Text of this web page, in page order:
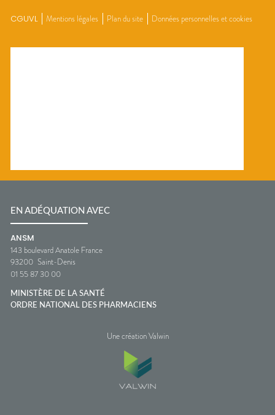
CGUVL Mentions légales Plan du site Données personnelles et cookies
EN ADÉQUATION AVEC
ANSM
143 boulevard Anatole France
93200 Saint-Denis
01 55 87 30 00
MINISTÈRE DE LA SANTÉ
ORDRE NATIONAL DES PHARMACIENS
Une création Valwin